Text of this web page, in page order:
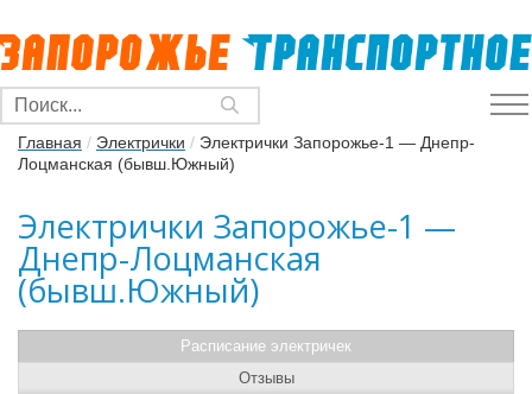
Главная / Электрички / Электрички Запорожье-1 — Днепр-
Лоцманская (бывш.Южный)
Электрички Запорожье-1 —
Днепр-Лоцманская
(бывш.Южный)
Расписание электричек
Отзывы